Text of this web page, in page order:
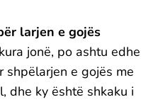
larjen e gojës
jonë, po ashtu edhe
shpëlarjen e gojës me
dhe ky është shkaku i